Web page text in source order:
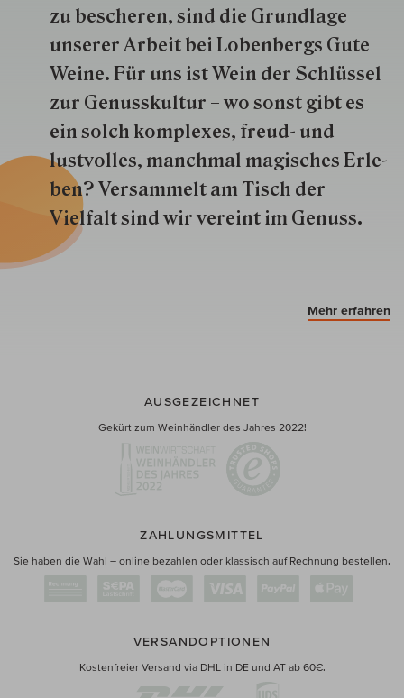
zu besche­ren, sind die Grund­lage
unserer Arbeit bei Lobenbergs Gute
Weine. Für uns ist Wein der Schlüs­sel
zur Genuss­kultur – wo sonst gibt es
ein solch kom­plexes, freud- und
lustvolles, manchmal ma­gisch­es Er­le­
ben? Versammelt am Tisch der
Vielfalt sind wir ver­eint im Genuss.
Mehr erfahren
AUSGEZEICHNET
Gekürt zum Weinhändler des Jahres 2022!
ZAHLUNGSMITTEL
Sie haben die Wahl – online bezahlen oder klassisch auf Rechnung bestellen.
VERSANDOPTIONEN
Kostenfreier Versand via DHL in DE und AT ab 60€.